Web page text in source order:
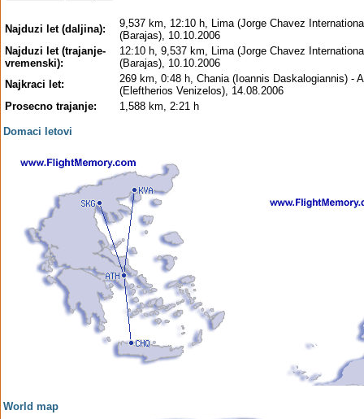
Najduzi let (daljina):
9,537 km, 12:10 h, Lima (Jorge Chavez
(Barajas), 10.10.2006
Najduzi let (trajanje-
vremenski):
12:10 h, 9,537 km, Lima (Jorge Chavez
(Barajas), 10.10.2006
Najkraci let:
269 km, 0:48 h, Chania (Ioannis Daskalogiannis) -
(Eleftherios Venizelos), 14.08.2006
Prosecno trajanje:
1,588 km, 2:21 h
Domaci letovi
World map